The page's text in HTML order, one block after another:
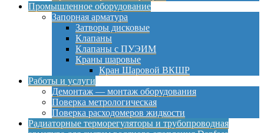
Промышленное оборудование
Запорная арматура
Затворы дисковые
Клапаны
Клапаны с ПУЭИМ
Краны шаровые
Кран Шаровой ВКШР
Работы и услуги
Демонтаж — монтаж оборудования
Поверка метрологическая
Поверка расходомеров жидкости
Радиаторные терморегуляторы и трубопроводная